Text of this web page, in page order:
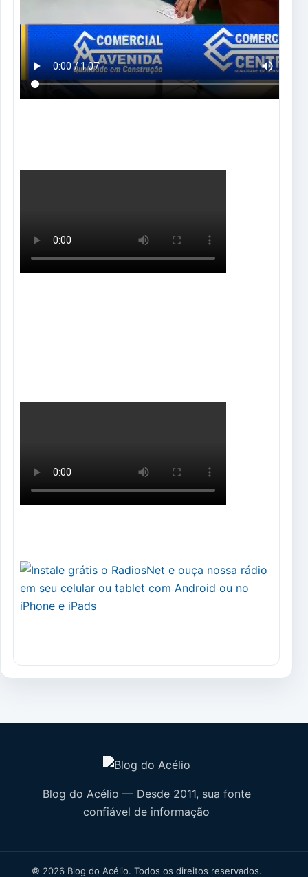
Blog do Acélio — Desde 2011, sua fonte
confiável de informação
© 2026 Blog do Acélio. Todos os direitos reservados.